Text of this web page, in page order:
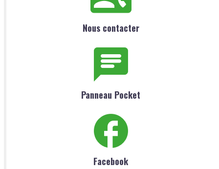
Nous contacter
Panneau Pocket
Facebook